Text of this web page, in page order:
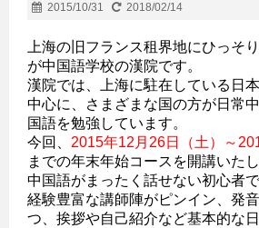
2015/10/31 2018/02/14
上海の旧フランス租界地にひっそ
が中国語学校の漢院です。
漢院では、上海に駐在している日
中心に、さまざまな国の方が日常
国語を勉強しています。
今回、 2015年12月26日（土）～
までの年末年始コースを開講いたし
中国語がまったく話せない初心者で
経験豊富な講師陣がピンイン、発
つ、挨拶や自己紹介など基本的な